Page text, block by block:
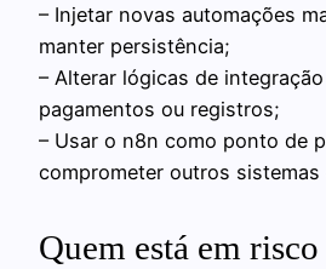
– Injetar novas automações
manter persistência;
– Alterar lógicas de
pagamentos ou registros;
– Usar o n8n como ponto de
comprometer outros sistemas
Quem está em